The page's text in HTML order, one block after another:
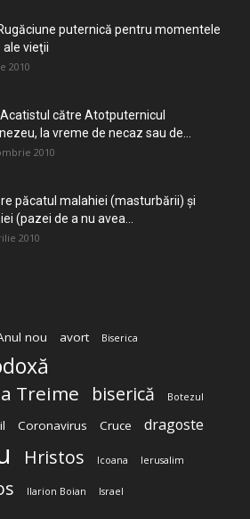
puternică pentru momentele
ale vieţii
2010
către Atotputernicul
la vreme de necaz sau de...
2010
păcatul malahiei (masturbării) şi
(pazei de a nu avea...
2010
nou avort Biserica
Treime biserică Botezul
Coronavirus Cruce dragoste
Hristos Icoana Ierusalim
Ilarion Boian Israel